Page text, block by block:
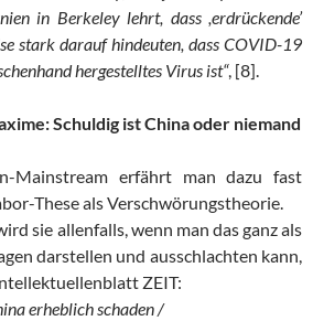
in Berkeley lehrt, dass ,erdrückende’
stark darauf hindeuten, dass COVID-19
hergestelltes Virus ist“, [8].
Schuldig ist China oder niemand
Mainstream erfährt man dazu fast
These als Verschwörungstheorie.
sie allenfalls, wenn man das ganz als
darstellen und ausschlachten kann,
ZEIT:
erheblich schaden /